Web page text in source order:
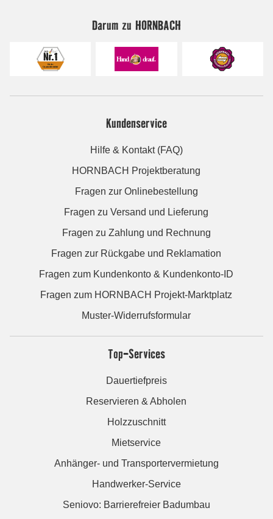
Darum zu HORNBACH
Kundenservice
Hilfe & Kontakt (FAQ)
HORNBACH Projektberatung
Fragen zur Onlinebestellung
Fragen zu Versand und Lieferung
Fragen zu Zahlung und Rechnung
Fragen zur Rückgabe und Reklamation
Fragen zum Kundenkonto & Kundenkonto-ID
Fragen zum HORNBACH Projekt-Marktplatz
Muster-Widerrufsformular
Top-Services
Dauertiefpreis
Reservieren & Abholen
Holzzuschnitt
Mietservice
Anhänger- und Transportervermietung
Handwerker-Service
Seniovo: Barrierefreier Badumbau